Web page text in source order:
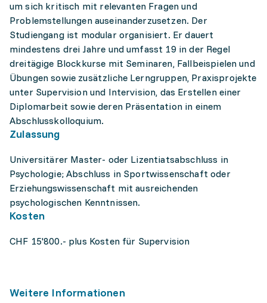
um sich kritisch mit relevanten Fragen und
Problemstellungen auseinanderzusetzen. Der
Studiengang ist modular organisiert. Er dauert
mindestens drei Jahre und umfasst 19 in der Regel
dreitägige Blockkurse mit Seminaren, Fallbeispielen und
Übungen sowie zusätzliche Lerngruppen, Praxisprojekte
unter Supervision und Intervision, das Erstellen einer
Diplomarbeit sowie deren Präsentation in einem
Abschlusskolloquium.
Zulassung
Universitärer Master- oder Lizentiatsabschluss in
Psychologie; Abschluss in Sportwissenschaft oder
Erziehungswissenschaft mit ausreichenden
psychologischen Kenntnissen.
Kosten
CHF 15'800.- plus Kosten für Supervision
Weitere Informationen